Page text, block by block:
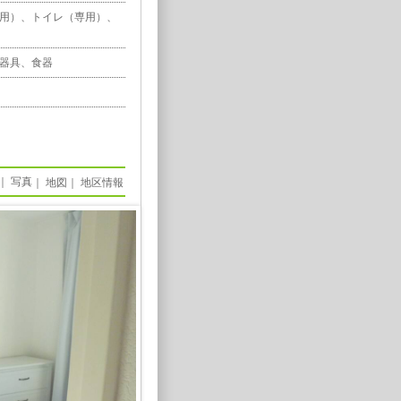
）、トイレ（専用）、
具、食器
写真 ｜ 地図 ｜ 地区情報